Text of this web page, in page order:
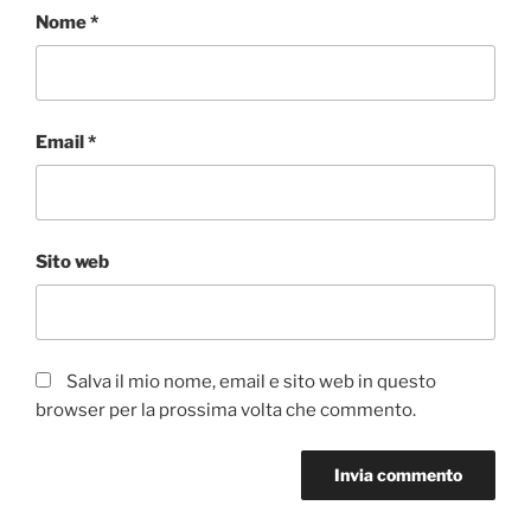
Nome*
Email*
Sito web
Salva il mio nome, email e sito web in questo
browser per la prossima volta che commento.